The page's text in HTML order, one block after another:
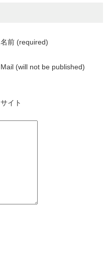
名前 (required)
Mail (will not be published)
サイト